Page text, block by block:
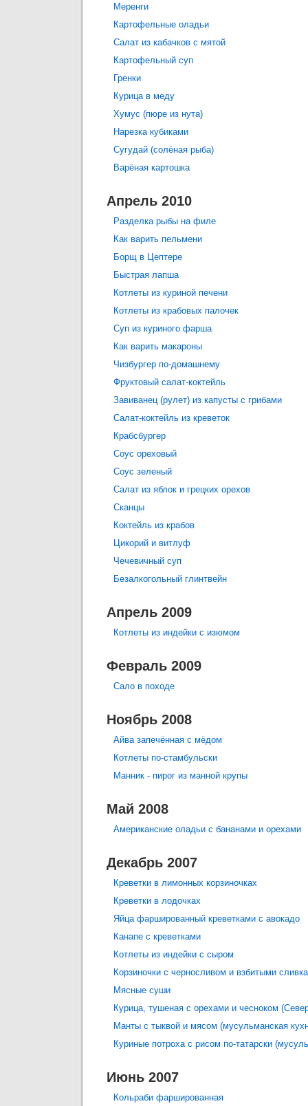
Меренги
Картофельные оладьи
Салат из кабачков с мятой
Картофельный суп
Гренки
Курица в меду
Хумус (пюре из нута)
Нарезка кубиками
Сугудай (солёная рыба)
Варёная картошка
Апрель 2010
Разделка рыбы на филе
Как варить пельмени
Борщ в Цептере
Быстрая лапша
Котлеты из куриной печени
Котлеты из крабовых палочек
Суп из куриного фарша
Как варить макароны
Чизбургер по-домашнему
Фруктовый салат-коктейль
Завиванец (рулет) из капусты с грибами
Салат-коктейль из креветок
Крабсбургер
Соус ореховый
Соус зеленый
Салат из яблок и грецких орехов
Сканцы
Коктейль из крабов
Цикорий и витлуф
Чечевичный суп
Безалкогольный глинтвейн
Апрель 2009
Котлеты из индейки с изюмом
Февраль 2009
Сало в походе
Ноябрь 2008
Айва запечённая с мёдом
Котлеты по-стамбульски
Манник - пирог из манной крупы
Май 2008
Американские оладьи с бананами и орехами
Декабрь 2007
Креветки в лимонных корзиночках
Креветки в лодочках
Яйца фаршированный креветками с авокадо
Канапе с креветками
Котлеты из индейки с сыром
Корзиночки с черносливом и взбитыми
Мясные суши
Курица, тушеная с орехами и чесноком
Манты с тыквой и мясом (мусульманская
Куриные потроха с рисом по-татарски
Июнь 2007
Кольраби фаршированная